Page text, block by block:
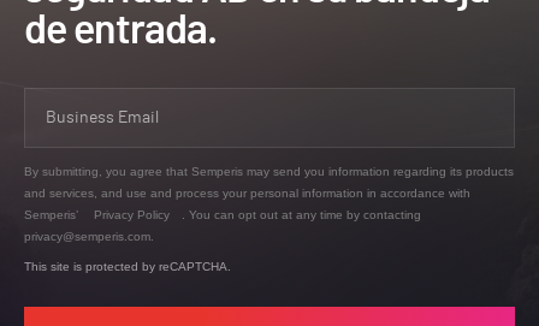
de entrada.
By submitting, you agree that Semperis may send you information regarding its products
and services, and use and process your personal information in accordance with
Semperis’
Privacy Policy
. You can opt out at any time by contacting
privacy@semperis.com.
This site is protected by reCAPTCHA.